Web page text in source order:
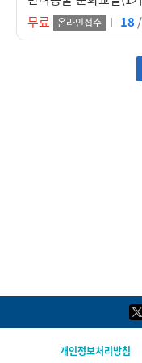
무료 온라인접수 18
개인정보처리방침